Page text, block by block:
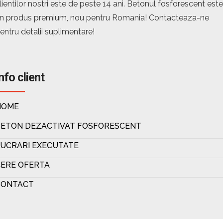
nostri este de peste 14 ani. Betonul fosforescent este
produs premium, nou pentru Romania! Contacteaza-ne
detalii suplimentare!
client
DEZACTIVAT FOSFORESCENT
EXECUTATE
OFERTA